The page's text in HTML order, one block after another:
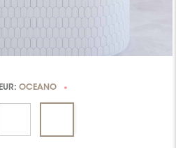
OCEANO *